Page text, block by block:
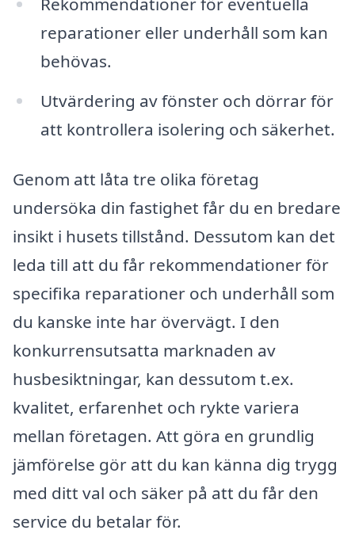
reparationer eller underhåll som kan
behövas.
Utvärdering av fönster och dörrar för
att kontrollera isolering och säkerhet.
Genom att låta tre olika företag
undersöka din fastighet får du en bredare
insikt i husets tillstånd. Dessutom kan det
leda till att du får rekommendationer för
specifika reparationer och underhåll som
du kanske inte har övervägt. I den
konkurrensutsatta marknaden av
husbesiktningar, kan dessutom t.ex.
kvalitet, erfarenhet och rykte variera
mellan företagen. Att göra en grundlig
jämförelse gör att du kan känna dig trygg
med ditt val och säker på att du får den
service du betalar för.